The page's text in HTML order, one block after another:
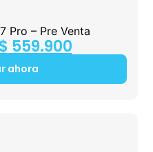
Pro – Pre Venta
$ 559.900
ahora